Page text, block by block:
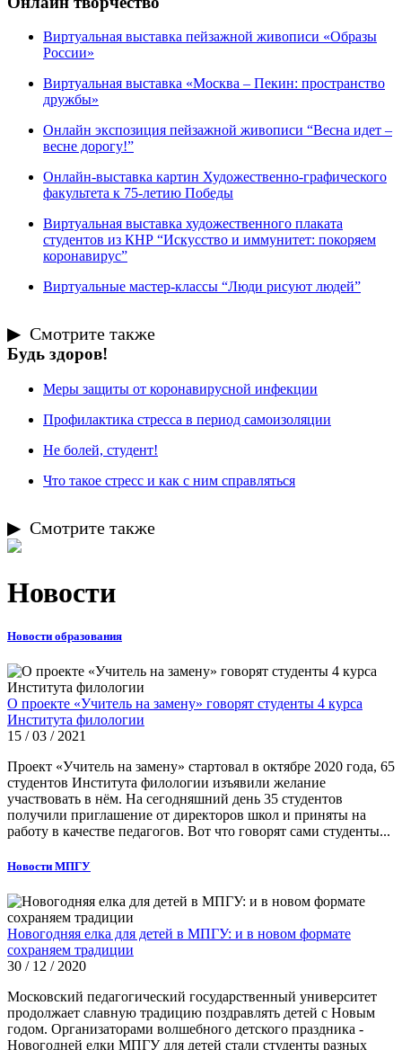
Виртуальная выставка пейзажной живописи «Образы
России»
Виртуальная выставка «Москва – Пекин: пространство
дружбы»
Онлайн экспозиция пейзажной живописи “Весна идет –
весне дорогу!”
Онлайн-выставка картин Художественно-графического
факультета к 75-летию Победы
Виртуальная выставка художественного плаката
студентов из КНР “Искусство и иммунитет: покоряем
коронавирус”
Виртуальные мастер-классы “Люди рисуют людей”
Смотрите также
Будь здоров!
Меры защиты от коронавирусной инфекции
Профилактика стресса в период самоизоляции
Не болей, студент!
Что такое стресс и как с ним справляться
Смотрите также
Новости
Новости образования
О проекте «Учитель на замену» говорят студенты 4 курса
Института филологии
15 / 03 / 2021
Проект «Учитель на замену» стартовал в октябре 2020 года, 65
студентов Института филологии изъявили желание
участвовать в нём. На сегодняшний день 35 студентов
получили приглашение от директоров школ и приняты на
работу в качестве педагогов. Вот что говорят сами студенты...
Новости МПГУ
Новогодняя елка для детей в МПГУ: и в новом формате
сохраняем традиции
30 / 12 / 2020
Московский педагогический государственный университет
продолжает славную традицию поздравлять детей с Новым
годом. Организаторами волшебного детского праздника -
Новогодней елки МПГУ для детей стали студенты разных